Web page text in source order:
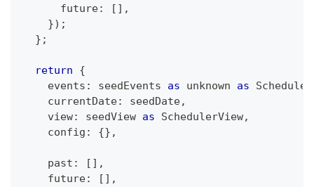
      future
: [ ] ,
}) ;
} ;
return
{
    events
: seedEvents as unknown as
    currentDate
: seedDate,
    view
: seedView as SchedulerView,
    config
: {} ,
    past
: [ ] ,
    future
: [ ] ,